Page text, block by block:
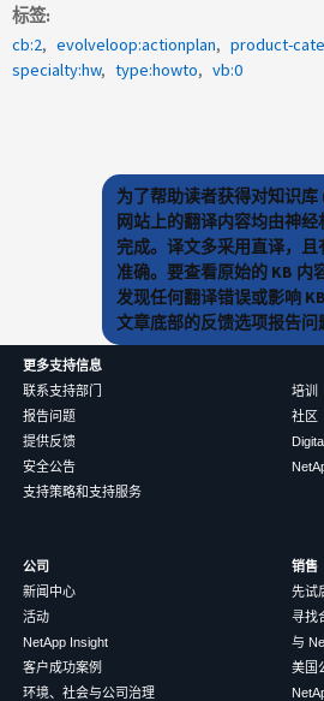
标签
cb:2
evolveloop:actionplan
product-
specialty:hw
type:howto vb:0
为了帮助读者获得对知识
网站上的翻译内容均由神
完成。译文多采用直译，
准确。要查看原始的 KB 内
发现任何翻译错误或影响
文章底部的反馈选项报告问
更多支持信息
联系支持部门
报告问题
提供反馈
安全公告
支持策略和支持服务
培训
社区
公司
新闻中心
活动
NetApp Insight
客户成功案例
环境、社会与公司治理
销售
先试
寻找
与
美国